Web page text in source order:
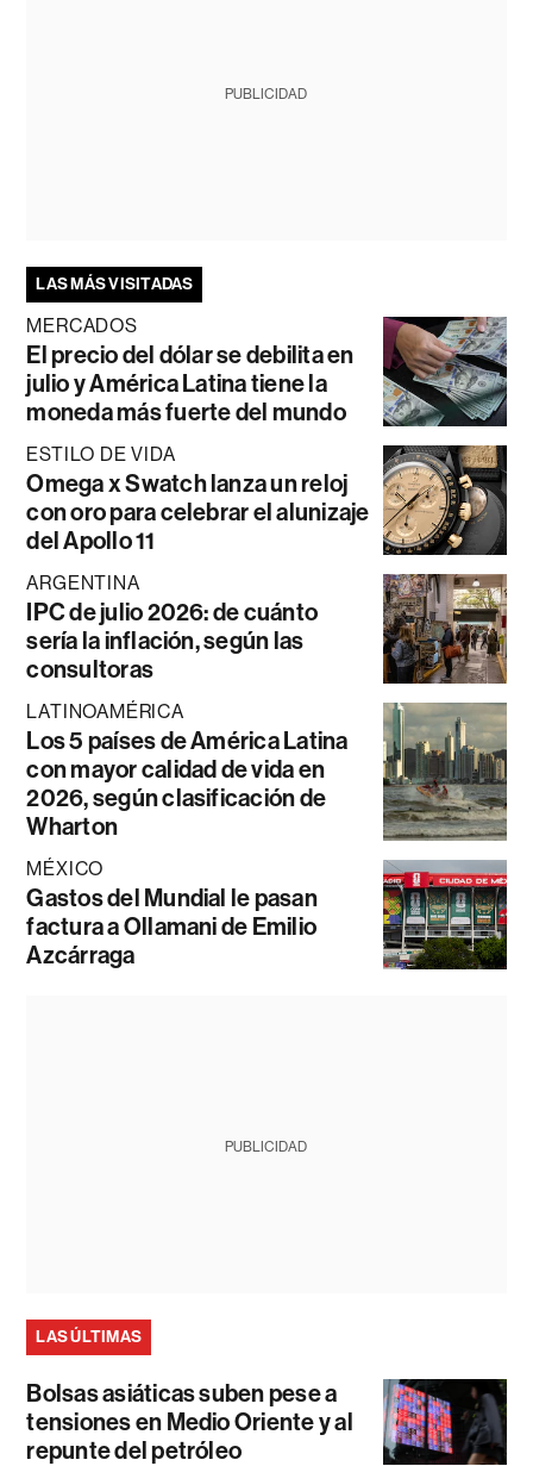
PUBLICIDAD
LAS MÁS VISITADAS
MERCADOS
El precio del dólar se debilita en
julio y América Latina tiene la
moneda más fuerte del mundo
ESTILO DE VIDA
Omega x Swatch lanza un reloj
con oro para celebrar el alunizaje
del Apollo 11
ARGENTINA
IPC de julio 2026: de cuánto
sería la inflación, según las
consultoras
LATINOAMÉRICA
Los 5 países de América Latina
con mayor calidad de vida en
2026, según clasificación de
Wharton
MÉXICO
Gastos del Mundial le pasan
factura a Ollamani de Emilio
Azcárraga
PUBLICIDAD
LAS ÚLTIMAS
Bolsas asiáticas suben pese a
tensiones en Medio Oriente y al
repunte del petróleo